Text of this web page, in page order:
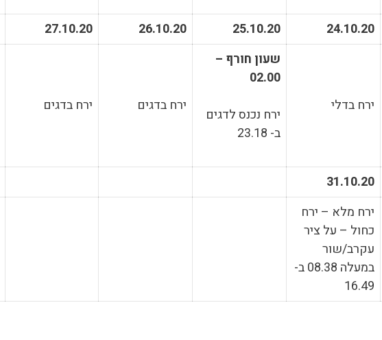
24.10.20
25.10.20
26.10.20
27.10.20
ירח בדלי
שעון חורף –
02.00
ירח נכנס לדגים
ב- 23.18
ירח בדגים ירח בדגים
31.10.20
ירח מלא – ירח
כחול – על ציר
עקרב/שור
במעלה 08.38 ב-
16.49